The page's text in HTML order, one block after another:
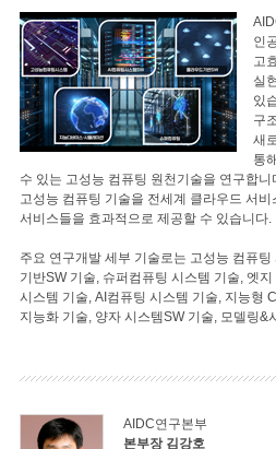
인
고
실
있
구
새
통
수 있는 고성능 컴퓨팅 원천기술을 연구합
고성능 컴퓨팅 기술을 전세계 클라우드 서
서비스들을 효과적으로 제공할 수 있습니다.
주요 연구개발 세부 기술로는 고성능 컴퓨
기반SW 기술, 슈퍼컴퓨팅 시스템 기술, 엣
시스템 기술, AI컴퓨팅 시스템 기술, 지능형
지능화 기술, 양자 시스템SW 기술, 모델링&
AIDC연구본부
본부장 김강호